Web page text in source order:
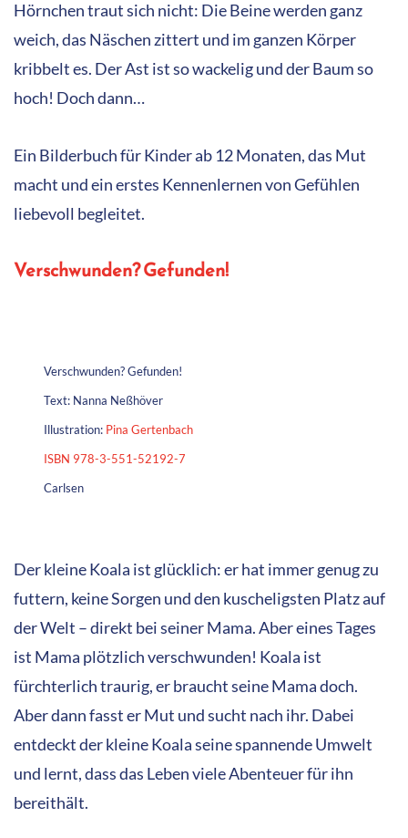
Hörnchen traut sich nicht: Die Beine werden ganz
weich, das Näschen zittert und im ganzen Körper
kribbelt es. Der Ast ist so wackelig und der Baum so
hoch! Doch dann…
Ein Bilderbuch für Kinder ab 12 Monaten, das Mut
macht und ein erstes Kennenlernen von Gefühlen
liebevoll begleitet.
Verschwunden? Gefunden!
Verschwunden? Gefunden!
Text: Nanna Neßhöver
Illustration: Pina Gertenbach
ISBN 978-3-551-52192-7
Carlsen
Der kleine Koala ist glücklich: er hat immer genug zu
futtern, keine Sorgen und den kuscheligsten Platz auf
der Welt – direkt bei seiner Mama. Aber eines Tages
ist Mama plötzlich verschwunden! Koala ist
fürchterlich traurig, er braucht seine Mama doch.
Aber dann fasst er Mut und sucht nach ihr. Dabei
entdeckt der kleine Koala seine spannende Umwelt
und lernt, dass das Leben viele Abenteuer für ihn
bereithält.